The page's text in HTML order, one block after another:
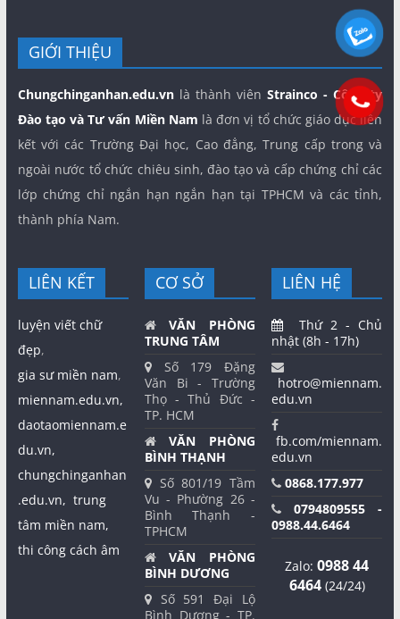
GIỚI THIỆU
Chungchinganhan.edu.vnlà thành viênStrainco - Công ty
Đào tạo và Tư vấn Miền Nam là đơn vị tổ chức giáo dục liên
kết với các Trường Đại học, Cao đẳng, Trung cấp trong và
ngoài nước tổ chức chiêu sinh, đào tạo và cấp chứng chỉ các
lớp chứng chỉ ngắn hạn ngắn hạn tại TPHCM và các tỉnh,
thành phía Nam.
LIÊN KẾT
luyện viết chữ
đẹp,
gia sư miền nam,
miennam.edu.vn,
daotaomiennam.e
du.vn,
chungchinganhan
.edu.vn, trung
tâm miền nam,
thi công cách âm
CƠ SỞ
VĂN PHÒNG
TRUNG TÂM
Số 179 Đặng
Văn Bi - Trường
Thọ - Thủ Đức -
TP. HCM
VĂN PHÒNG
BÌNH THẠNH
Số 801/19 Tầm
Vu - Phường 26 -
Bình Thạnh -
TPHCM
VĂN PHÒNG
BÌNH DƯƠNG
Số 591 Đại Lộ
Bình Dương - TP.
LIÊN HỆ
Thứ 2 - Chủ
nhật (8h - 17h)
hotro@miennam.
edu.vn
fb.com/miennam.
edu.vn
0868.177.977
0794809555 -
0988.44.6464
Zalo:0988 44
6464(24/24)